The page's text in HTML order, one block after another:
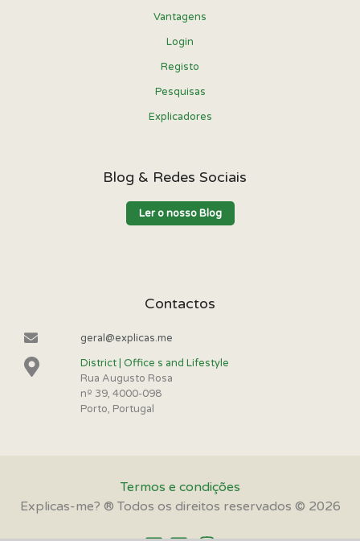
Vantagens
Login
Registo
Pesquisas
Explicadores
Blog & Redes Sociais
Ler o nosso Blog
Contactos
geral@explicas.me
District | Office s and Lifestyle
Rua Augusto Rosa
nº 39, 4000-098
Porto, Portugal
Termos e condições
Explicas-me? ® Todos os direitos reservados © 2026